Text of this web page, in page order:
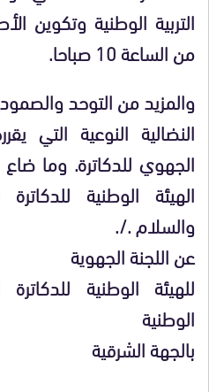
التربية الوطنية وتكوين
من الساعة 10 صباحا
.
والمزيد من التوحد
النضالية النوعية التي
الجهوي للدكاترة. وما
الهيئة الوطنية
والسلام ./.
عن اللجنة الجهوية
للهيئة الوطنية
الوطنية
بالجهة الشرقية